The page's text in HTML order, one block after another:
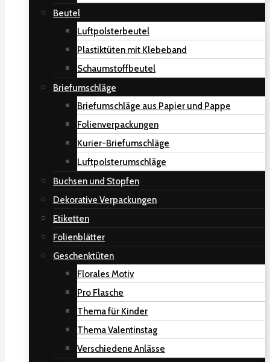
Beutel
Luftpolsterbeutel
Plastiktüten mit Klebeband
Schaumstoffbeutel
Briefumschläge
Briefumschläge aus Papier und Pappe
Folienverpackungen
Kurier-Briefumschläge
Luftpolsterumschläge
Buchsen und Stopfen
Dekorative Verpackungen
Etiketten
Folienblätter
Geschenktüten
Florales Motiv
Pro Flasche
Thema für Kinder
Thema Valentinstag
Verschiedene Anlässe